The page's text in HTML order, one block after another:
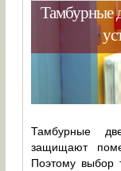
Тамбурные
Тамбурные
защищают
Поэтому выбор